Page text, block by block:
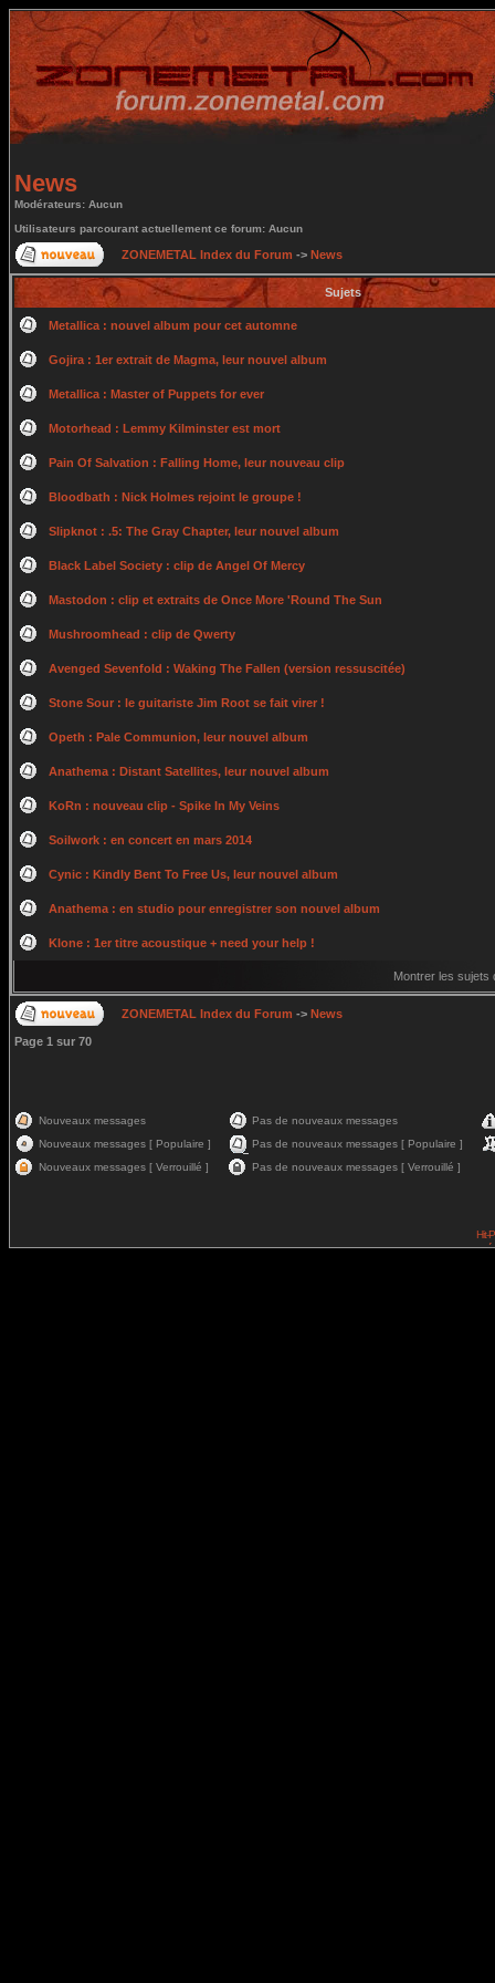
News
Modérateurs: Aucun
Utilisateurs parcourant actuellement ce forum: Aucun
ZONEMETAL Index du Forum -> News
Sujets
Metallica : nouvel album pour cet automne
Gojira : 1er extrait de Magma, leur nouvel album
Metallica : Master of Puppets for ever
Motorhead : Lemmy Kilminster est mort
Pain Of Salvation : Falling Home, leur nouveau clip
Bloodbath : Nick Holmes rejoint le groupe !
Slipknot : .5: The Gray Chapter, leur nouvel album
Black Label Society : clip de Angel Of Mercy
Mastodon : clip et extraits de Once More 'Round The Sun
Mushroomhead : clip de Qwerty
Avenged Sevenfold : Waking The Fallen (version ressuscitée)
Stone Sour : le guitariste Jim Root se fait virer !
Opeth : Pale Communion, leur nouvel album
Anathema : Distant Satellites, leur nouvel album
KoRn : nouveau clip - Spike In My Veins
Soilwork : en concert en mars 2014
Cynic : Kindly Bent To Free Us, leur nouvel album
Anathema : en studio pour enregistrer son nouvel album
Klone : 1er titre acoustique + need your help !
Montrer les sujets
ZONEMETAL Index du Forum -> News
Page 1 sur 70
Nouveaux messages
Pas de nouveaux messages
Nouveaux messages [ Populaire ]
Pas de nouveaux messages [ Populaire ]
Nouveaux messages [ Verrouillé ]
Pas de nouveaux messages [ Verrouillé ]